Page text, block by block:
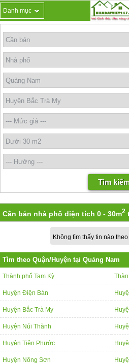
Danh mục
Cần bán nhà phố diện tích 0 - 30m2
Không tìm thấy tin nào
Tìm theo Quận/Huyện tại Quảng Nam
Thành phố Tam Kỳ
Huyện Điện Bàn
Huyện Bắc Trà My
Huyện Núi Thành
Huyện Tiên Phước
Huyện Nông Sơn